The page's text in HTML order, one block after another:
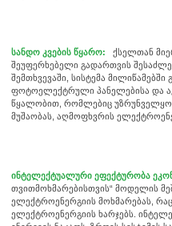
სანდო კვების წყარო:
ქსელთან
შეუფერხებელი გადართვის
შემთხვევაში, სისტემა
ფოტოელექტრული პანელებისა და
წყალობით, რომლებიც
მუშაობას, აღმოფხვრის
ინტელექტუალური ეფექტურობა
თვითმოხმარებისთვის“ მოდელის
ელექტროენერგიის მოხმარებას,
ელექტროენერგიის ხარჯებს.